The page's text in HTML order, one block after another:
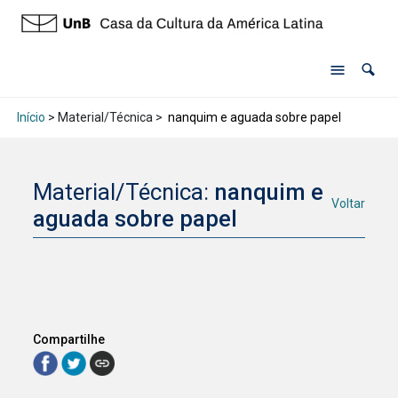
Início > Material/Técnica > nanquim e aguada sobre papel
Material/Técnica: nanquim e
aguada sobre papel
Voltar
Compartilhe